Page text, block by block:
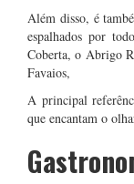
Além disso, é
espalhados por
Coberta, o Abrigo
Favaios,
A principal
que encantam o